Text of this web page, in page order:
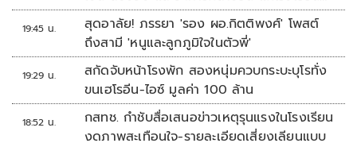
บ้านหนองน้ำใส
19:45 น.
สุดอาลัย! ภรรยา 'รอง ผอ.กิตติพงศ์' โพสต์
ถึงสามี 'หนูและลูกภูมิใจในตัวพี่'
19:29 น.
สกัดจับหน้าโรงพัก สองหนุ่มควบกระบะบุโรทั่ง
ขนเฮโรอีน-ไอซ์ มูลค่า 100 ล้าน
18:52 น.
กสทช. กำชับสื่อเสนอข่าวเหตุรุนแรงในโรงเรียน
งดภาพสะเทือนใจ-รายละเอียดเสี่ยงเลียนแบบ